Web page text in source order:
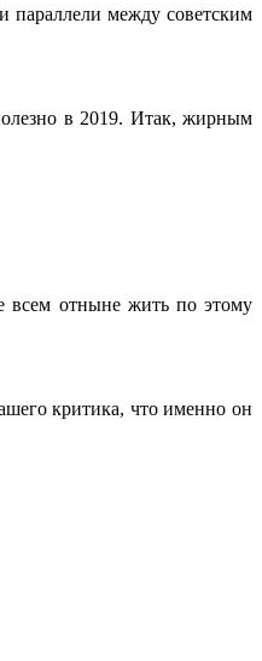
параллели между советским
в 2019. Итак, жирным
всем отныне жить по этому
критика, что именно он